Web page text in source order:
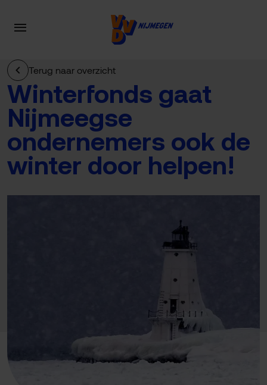
Terug naar overzicht
Winterfonds gaat
Nijmeegse
ondernemers ook de
winter door helpen!